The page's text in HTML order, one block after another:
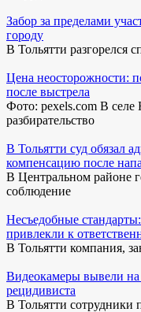
Забор за пределами
городу
В Тольятти разгорелся
Цена неосторожности:
после выстрела
Фото: pexels.com В
разбирательство
В Тольятти суд обязал
компенсацию после
В Центральном районе
соблюдение
Несъедобные
привлекли к
В Тольятти компания,
Видеокамеры вывели на
рецидивиста
В Тольятти